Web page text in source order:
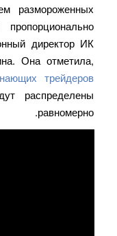
размороженных
директор ИК
Она отметила,
трейдеров
распределены
равномерно.